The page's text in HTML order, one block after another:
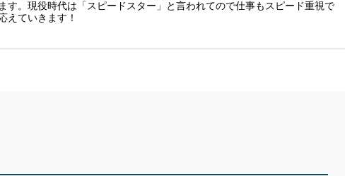
す。現役時代は「スピードスター」と言われてので仕事もスピード重視で
えていきます！